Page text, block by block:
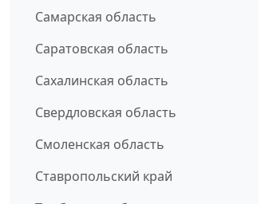
Самарская область
Саратовская область
Сахалинская область
Свердловская область
Смоленская область
Ставропольский край